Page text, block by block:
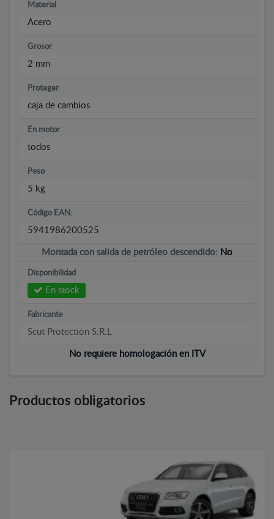
Material
Acero
Grosor
2 mm
Proteger
caja de cambios
En motor
todos
Peso
5 kg
Código EAN:
5941986200525
Montada con salida de petróleo descendido: No
Disponibilidad
En stock
Fabricante
Scut Protection S.R.L
No requiere homologación en ITV
Productos obligatorios